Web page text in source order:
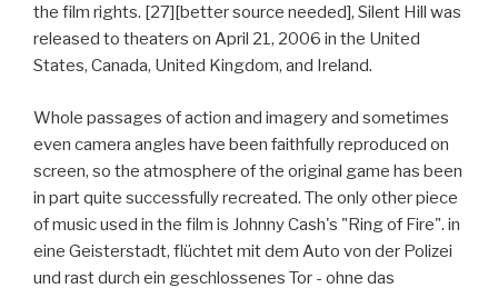
the film rights. [27][better source needed], Silent Hill was
released to theaters on April 21, 2006 in the United
States, Canada, United Kingdom, and Ireland.
Whole passages of action and imagery and sometimes
even camera angles have been faithfully reproduced on
screen, so the atmosphere of the original game has been
in part quite successfully recreated. The only other piece
of music used in the film is Johnny Cash's "Ring of Fire". in
eine Geisterstadt, flüchtet mit dem Auto von der Polizei
und rast durch ein geschlossenes Tor - ohne das